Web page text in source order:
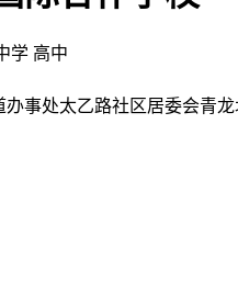
学 高中
事处太乙路社区居委会青龙